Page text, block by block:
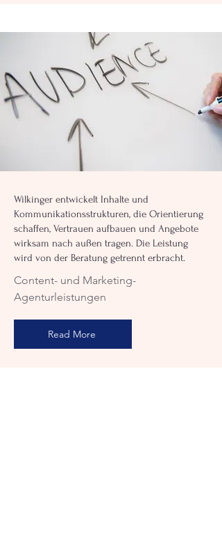
Wilkinger entwickelt Inhalte und
Kommunikationsstrukturen, die Orientierung
schaffen, Vertrauen aufbauen und Angebote
wirksam nach außen tragen. Die Leistung
wird von der Beratung getrennt erbracht.
Content- und Marketing-
Agenturleistungen
Read More